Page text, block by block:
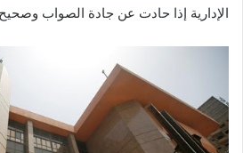
الإدارية إذا حادت عن جادة الصواب